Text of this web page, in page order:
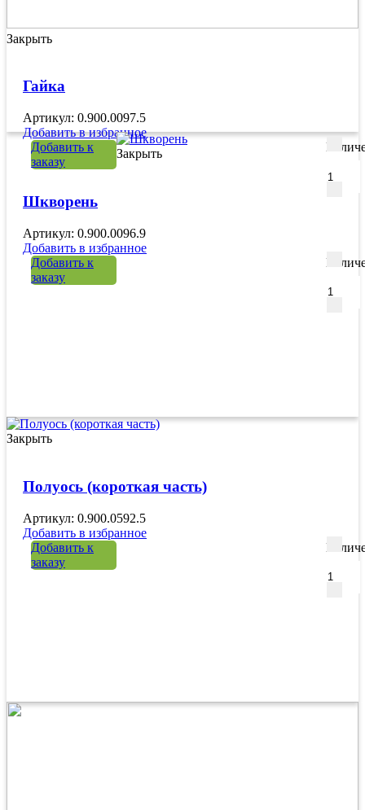
Закрыть
Гайка
Артикул: 0.900.0097.5
Добавить в избранное
Добавить к
заказу
Закрыть
Шкворень
Артикул: 0.900.0096.9
Добавить в избранное
Добавить к
заказу
Закрыть
Полуось (короткая часть)
Артикул: 0.900.0592.5
Добавить в избранное
Добавить к
заказу